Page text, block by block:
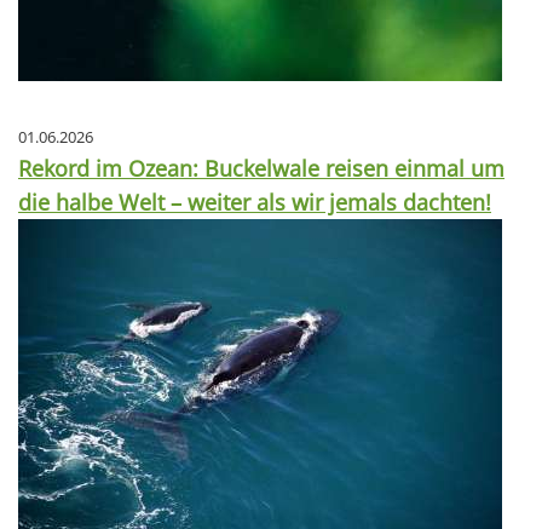
01.06.2026
Rekord im Ozean: Buckelwale reisen einmal um
die halbe Welt – weiter als wir jemals dachten!